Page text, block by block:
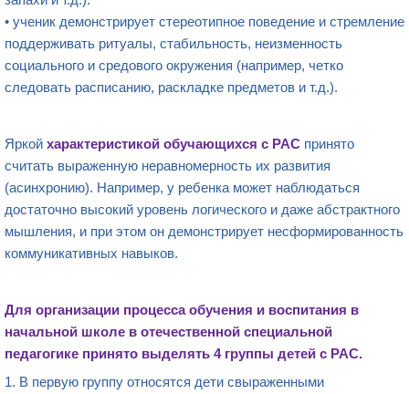
• ученик демонстрирует стереотипное поведение и стремление
поддерживать ритуалы, стабильность, неизменность
социального и средового окружения (например, четко
следовать расписанию, раскладке предметов и т.д.).
Яркой характеристикой обучающихся с РАС принято
считать выраженную неравномерность их развития
(асинхронию). Например, у ребенка может наблюдаться
достаточно высокий уровень логического и даже абстрактного
мышления, и при этом он демонстрирует несформированность
коммуникативных навыков.
Для организации процесса обучения и воспитания в
начальной школе в отечественной специальной
педагогике принято выделять 4 группы детей с РАС.
1. В первую группу относятся дети свыраженными